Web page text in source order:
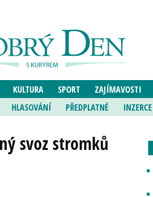
KULTURA SPORT ZAJÍMAVOSTI
HLASOVÁNÍ PŘEDPLATNÉ INZERCE
svoz stromků